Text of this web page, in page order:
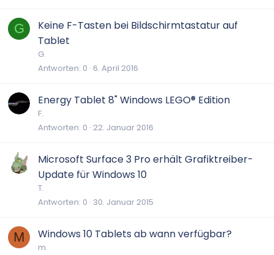
G
Keine F-Tasten bei Bildschirmtastatur auf
Tablet
G.
Antworten 0 6. April 2016
Energy Tablet 8" Windows LEGO® Edition
F.
Antworten 0 22. Januar 2016
Microsoft Surface 3 Pro erhält Grafiktreiber-
Update für Windows 10
T.
Antworten 0 30. Januar 2015
M Windows 10 Tablets ab wann verfügbar?
m.